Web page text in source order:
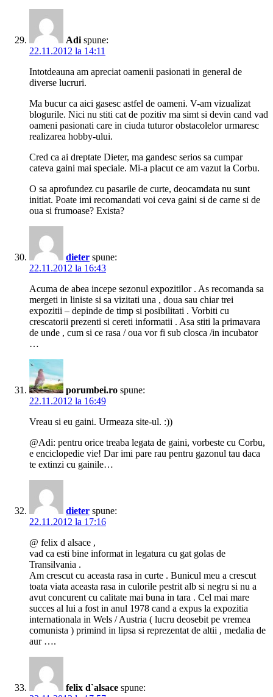
Adi spune:
22.11.2012 la 14:11
Intotdeauna am apreciat oamenii pasionati in general de
diverse lucruri.
Ma bucur ca aici gasesc astfel de oameni. V-am vizualizat
blogurile. Nici nu stiti cat de pozitiv ma simt si devin cand vad
oameni pasionati care in ciuda tuturor obstacolelor urmaresc
realizarea hobby-ului.
Cred ca ai dreptate Dieter, ma gandesc serios sa cumpar
cateva gaini mai speciale. Mi-a placut ce am vazut la Corbu.
O sa aprofundez cu pasarile de curte, deocamdata nu sunt
initiat. Poate imi recomandati voi ceva gaini si de carne si de
oua si frumoase? Exista?
dieter spune:
22.11.2012 la 16:43
Acuma de abea incepe sezonul expozitilor . As recomanda sa
mergeti in liniste si sa vizitati una , doua sau chiar trei
expozitii – depinde de timp si posibilitati . Vorbiti cu
crescatorii prezenti si cereti informatii . Asa stiti la primavara
de unde , cum si ce rasa / oua vor fi sub closca /in incubator
…
porumbei.ro spune:
22.11.2012 la 16:49
Vreau si eu gaini. Urmeaza site-ul. :))
@Adi: pentru orice treaba legata de gaini, vorbeste cu Corbu,
e enciclopedie vie! Dar imi pare rau pentru gazonul tau daca
te extinzi cu gainile…
dieter spune:
22.11.2012 la 17:16
@ felix d alsace ,
vad ca esti bine informat in legatura cu gat golas de
Transilvania .
Am crescut cu aceasta rasa in curte . Bunicul meu a crescut
toata viata aceasta rasa in culorile pestrit alb si negru si nu a
avut concurent cu calitate mai buna in tara . Cel mai mare
succes al lui a fost in anul 1978 cand a expus la expozitia
internationala in Wels / Austria ( lucru deosebit pe vremea
comunista ) primind in lipsa si reprezentat de altii , medalia de
aur ….
felix d`alsace spune: